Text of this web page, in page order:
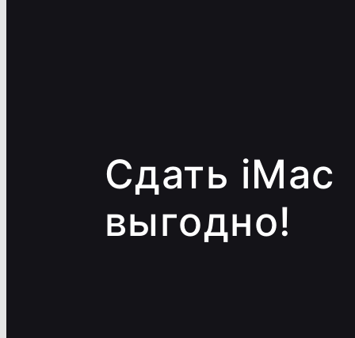
Сдать iMac
выгодно!